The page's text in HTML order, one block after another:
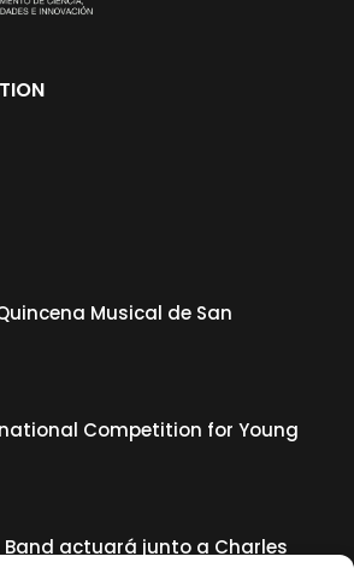
Musical de San
Competition for Young
Band actuará junto a Charles